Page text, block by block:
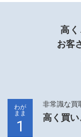
高く
お客
わが
まま
1
非常識な買
高く買